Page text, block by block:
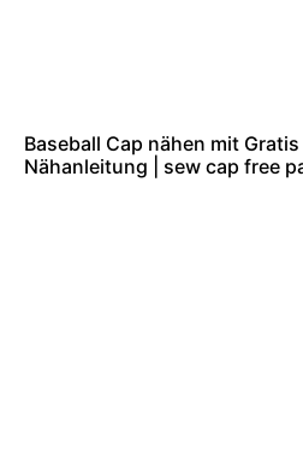
Baseball Cap nähen mit
Nähanleitung | sew cap free